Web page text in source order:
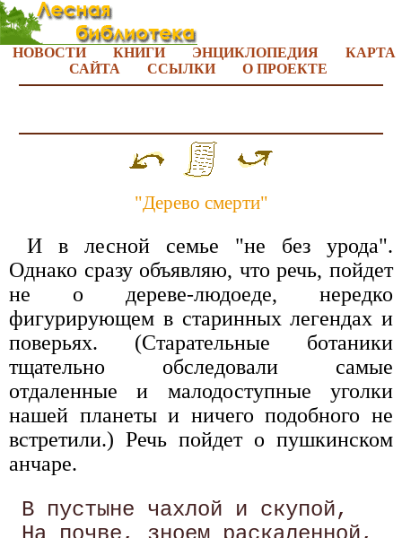
НОВОСТИ КНИГИ ЭНЦИКЛОПЕДИЯ
КАРТА
САЙТА
ССЫЛКИ О ПРОЕКТЕ
"Дерево смерти"
И в лесной семье "не без урода".
Однако сразу объявляю, что речь, пойдет
не о дереве-людоеде, нередко
фигурирующем в старинных легендах и
поверьях. (Старательные ботаники
тщательно обследовали самые
отдаленные и малодоступные уголки
нашей планеты и ничего подобного не
встретили.) Речь пойдет о пушкинском
анчаре.
В пустыне чахлой и скупой,